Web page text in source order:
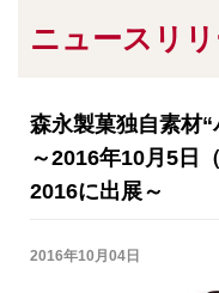
ニュースリ
森永製菓独自素材
～2016年10月5日
2016に出展～
2016年10月04日